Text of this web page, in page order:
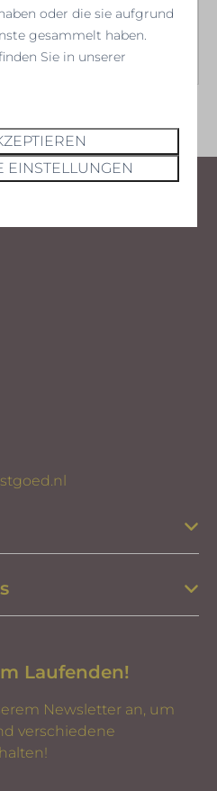
Laufenden!
Newsletter an, um
verschiedene
oder die sie aufgrund
gesammelt haben.
Sie in unserer
EINSTELLUNGEN